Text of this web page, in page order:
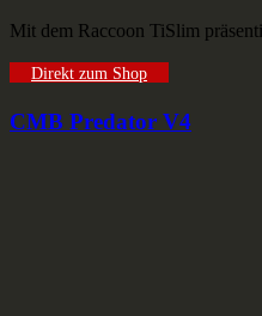
Mit dem Raccoon TiSlim
Direkt zum Shop
CMB Predator V4